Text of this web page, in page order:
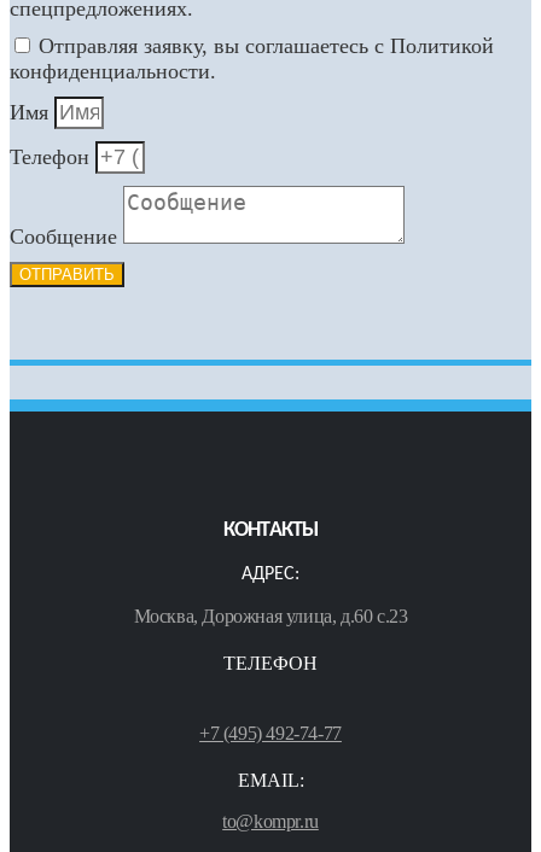
спецпредложениях.
Отправляя заявку, вы соглашаетесь с Политикой
конфиденциальности.
Имя
Телефон
Сообщение
ОТПРАВИТЬ
КОНТАКТЫ
АДРЕС:
Москва, Дорожная улица, д.60 с.23
ТЕЛЕФОН
+7 (495) 492-74-77
EMAIL:
to@kompr.ru